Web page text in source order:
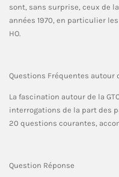
sont, sans surprise, ceux de
années 1970, en particulier
HO.
Questions Fréquentes autour
La fascination autour de la
interrogations de la part des
20 questions courantes,
Question Réponse